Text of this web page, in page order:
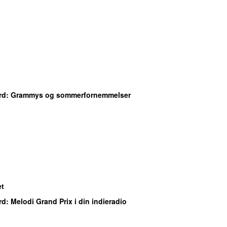
: Grammys og sommerfornemmelser
: Melodi Grand Prix i din indieradio